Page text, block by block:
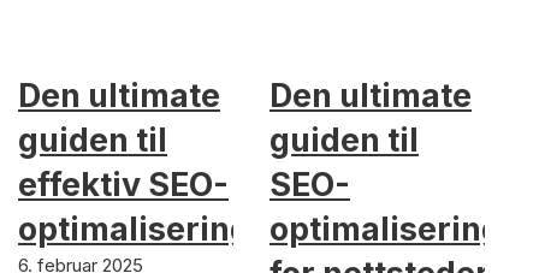
Den ultimate
guiden til
effektiv SEO-
optimalisering
6. februar 2025
Den ultimate
guiden til
SEO-
optimalisering